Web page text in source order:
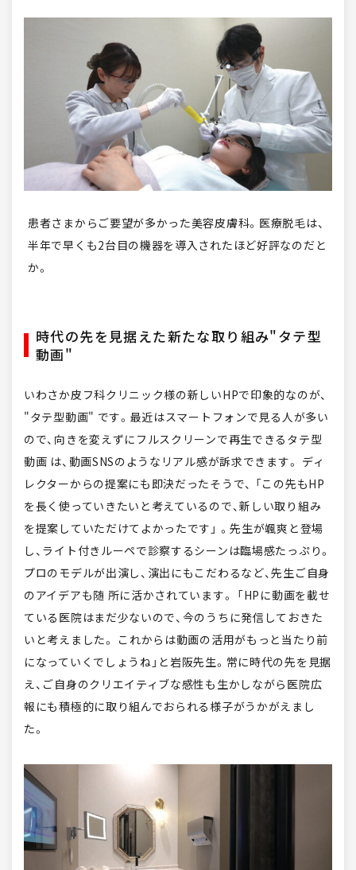
患者さまからご要望が多かった美容皮膚科。医療脱毛は、
半年で早くも2台目の機器を導入されたほど好評なのだと
か。
時代の先を見据えた新たな取り組み"タテ型
動画"
いわさか皮フ科クリニック様の新しいHPで印象的なのが、
"タテ型動画" です。最近はスマートフォンで見る人が多い
ので、向きを変えずにフルスクリーンで再生できるタテ型
動画 は、動画SNSのようなリアル感が訴求できます。 ディ
レクターからの提案にも即決だったそうで、 「この先もHP
を長く使っていきたいと考えているので、新しい取り組み
を提案していただけてよかったです」 。先生が颯爽と登場
し、ライト付きルーペで診察するシーンは臨場感たっぷり。
プロのモデルが出演し、演出にもこだわるなど、先生ご自身
のアイデアも随 所に活かされています。 「HPに動画を載せ
ている医院はまだ少ないので、今のうちに発信しておきた
いと考えました。 これからは動画の活用がもっと当たり前
になっていくでしょうね」と岩阪先生。常に時代の先を見据
え、ご自身のクリエイティブな感性も生かしながら医院広
報にも積極的に取り組んでおられる様子がうかがえまし
た。